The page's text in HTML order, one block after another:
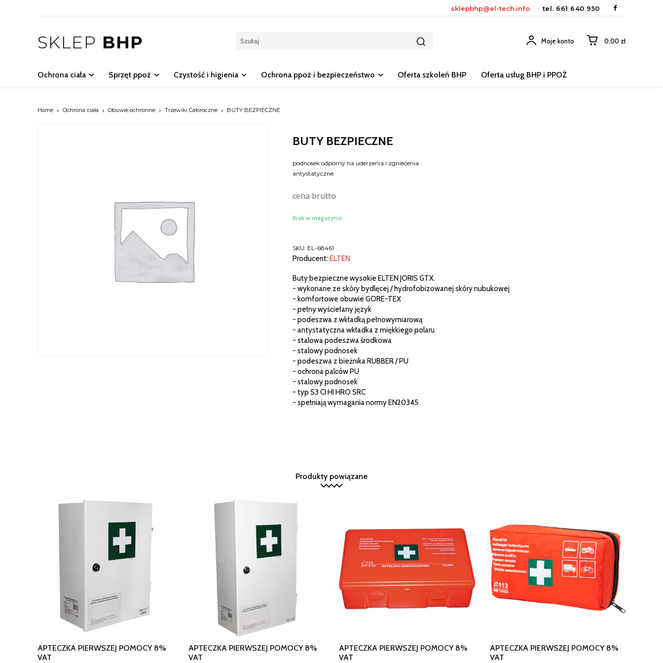
sklepbhp@el-tech.info tel. 661 640 950
SKLEP BHP Moje konto 0,00 zł
Ochrona ciała Sprzęt ppoż Czystość i higienia Ochrona ppoż i bezpieczeństwo Oferta szkoleń BHP Oferta usług BHP i PPOŻ
Home Ochrona ciała Obuwie ochronne Trzewiki Całoroczne BUTY BEZPIECZNE
BUTY BEZPIECZNE
podnosek odporny na uderzenia i zgniecenia
antystatyczne
cena brutto
Brak w magazynie
SKU: EL-68461
Producent:ELTEN
Buty bezpieczne wysokie ELTEN JORIS GTX.
- wykonane ze skóry bydlęcej / hydrofobizowanej skóry nubukowej
- komfortowe obuwie GORE-TEX
- pełny wyściełany język
- podeszwa z wkładką pełnowymiarową
- antystatyczna wkładka z miękkiego polaru
- stalowa podeszwa środkowa
- stalowy podnosek
- podeszwa z bieżnika RUBBER / PU
- ochrona palców PU
- stalowy podnosek
- typ S3 CI HI HRO SRC
- spełniają wymagania normy EN20345
Produkty powiązane
APTECZKA PIERWSZEJ POMOCY 8%
VAT
APTECZKA PIERWSZEJ POMOCY 8%
VAT
APTECZKA PIERWSZEJ POMOCY 8%
VAT
APTECZKA PIERWSZEJ POMOCY 8%
VAT